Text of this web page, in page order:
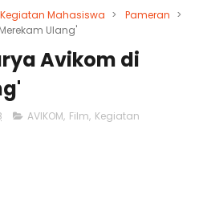
Kegiatan Mahasiswa > Pameran >
Ulang'
Avikom di
AVIKOM, Film, Kegiatan